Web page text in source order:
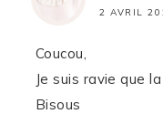
2 AVRIL
Coucou,
Je suis ravie que
Bisous